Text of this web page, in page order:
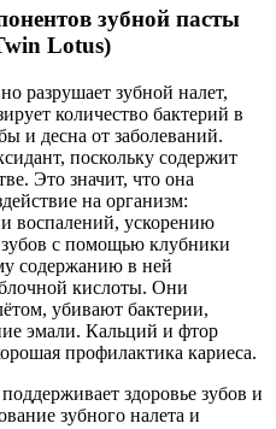
зубной пасты
Lotus)
разрушает зубной налет,
количество бактерий в
и десна от заболеваний.
поскольку содержит
Это значит, что она
на организм:
воспалений, ускорению
с помощью клубники
содержанию в ней
кислоты. Они
убивают бактерии,
эмали. Кальций и фтор
профилактика кариеса.
здоровье зубов и
зубного налета и